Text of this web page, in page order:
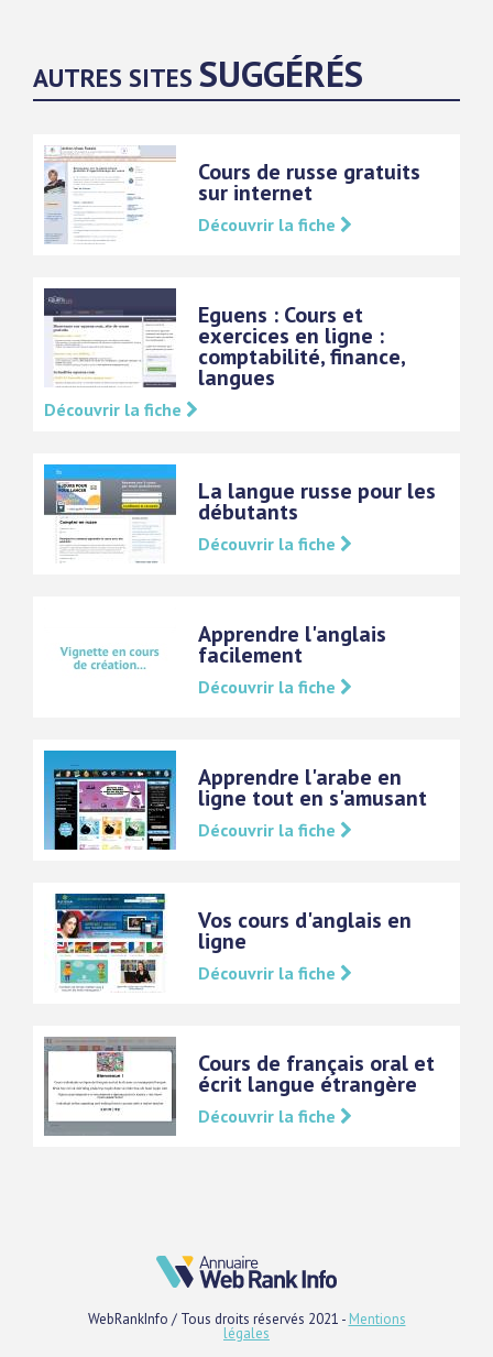
AUTRES SITES SUGGÉRÉS
Cours de russe gratuits
sur internet
Découvrir la fiche
Eguens : Cours et
exercices en ligne :
comptabilité, finance,
langues
Découvrir la fiche
La langue russe pour les
débutants
Découvrir la fiche
Apprendre l'anglais
facilement
Découvrir la fiche
Apprendre l'arabe en
ligne tout en s'amusant
Découvrir la fiche
Vos cours d'anglais en
ligne
Découvrir la fiche
Cours de français oral et
écrit langue étrangère
Découvrir la fiche
WebRankInfo / Tous droits réservés 2021 - Mentions
légales